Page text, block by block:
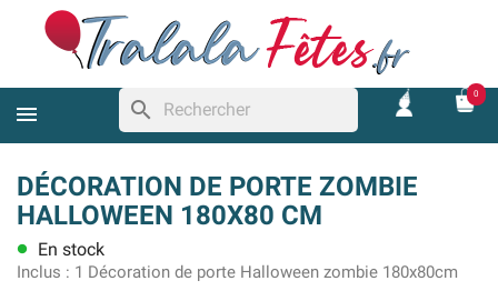
search
0
DÉCORATION DE PORTE ZOMBIE
HALLOWEEN 180X80 CM
lens En stock
Inclus : 1 Décoration de porte Halloween zombie 180x80cm